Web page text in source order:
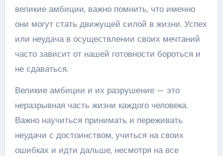
великие амбиции, важно помнить, что именно
они могут стать движущей силой в жизни. Успех
или неудача в осуществлении своих мечтаний
часто зависит от нашей готовности бороться и
не сдаваться.
Великие амбиции и их разрушение — это
неразрывная часть жизни каждого человека.
Важно научиться принимать и переживать
неудачи с достоинством, учиться на своих
ошибках и идти дальше, несмотря на все